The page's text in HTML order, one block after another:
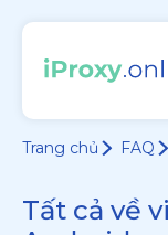
Trang chủ FAQ
Tất cả về